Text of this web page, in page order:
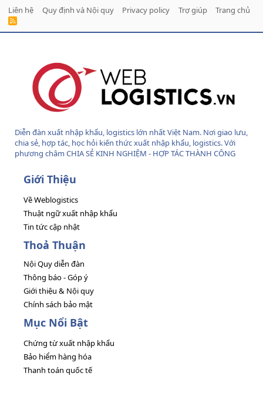
Liên hệ
Quy định và Nội quy Privacy policy Trợ giúp Trang chủ
R
Diễn đàn xuất nhập khẩu, logistics lớn nhất Việt Nam. Nơi giao lưu,
chia sẻ, hợp tác, học hỏi kiến thức xuất nhập khẩu, logistics. Với
phương châm CHIA SẺ KINH NGHIỆM - HỢP TÁC THÀNH CÔNG
Giới Thiệu
Về Weblogistics
Thuật ngữ xuất nhập khẩu
Tin tức cập nhật
Thoả Thuận
Nội Quy diễn đàn
Thông báo - Góp ý
Giới thiệu & Nội quy
Chính sách bảo mật
Mục Nổi Bật
Chứng từ xuất nhập khẩu
Bảo hiểm hàng hóa
Thanh toán quốc tế